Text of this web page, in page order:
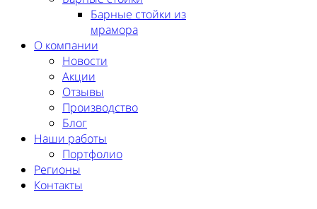
Барные стойки из
мрамора
О компании
Новости
Акции
Отзывы
Производство
Блог
Наши работы
Портфолио
Регионы
Контакты